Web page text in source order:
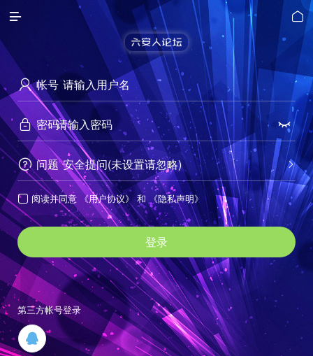
 
 帐号
 密码 
 问题 
安全提问(未设置请忽略)
 阅读并同意 《用户协议》 和 《隐私声明》
登录
第三方帐号登录
